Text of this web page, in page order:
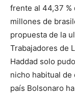
frente al 44,37 %
millones de
propuesta de la
Trabajadores de
Haddad solo
nicho habitual
país Bolsonaro